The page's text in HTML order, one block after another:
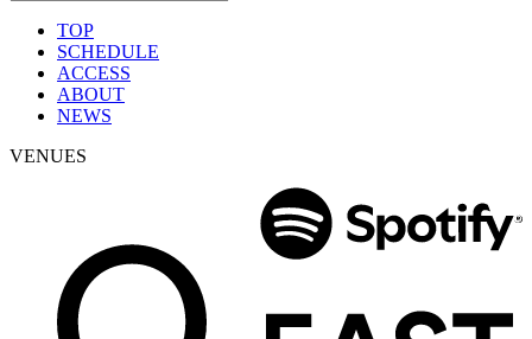
TOP
SCHEDULE
ACCESS
ABOUT
NEWS
VENUES